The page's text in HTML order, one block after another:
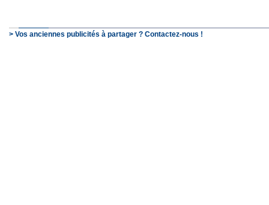
> Vos anciennes publicités à partager ? Contactez-nous !